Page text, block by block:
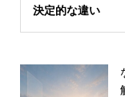
決定的な違い